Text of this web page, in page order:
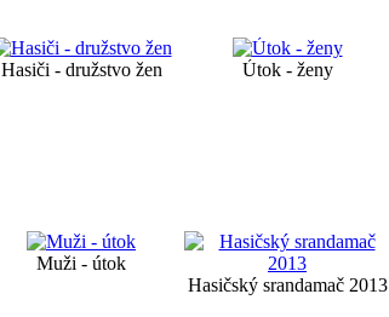
Hasiči - družstvo žen Útok - ženy
Muži - útok
Hasičský srandamač 2013